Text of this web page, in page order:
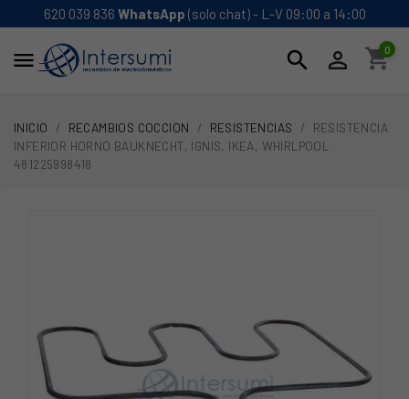
620 039 836 WhatsApp (solo chat) - L-V 09:00 a 14:00
 search  shopping_cart
0
INICIO RECAMBIOS COCCION RESISTENCIAS
RESISTENCIA
INFERIOR HORNO BAUKNECHT, IGNIS, IKEA, WHIRLPOOL
481225998418